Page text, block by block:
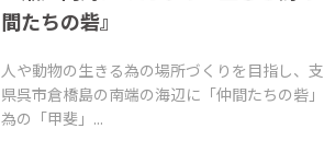
間たちの砦』
人や動物の生きる為の場所づくりを目指し、
県呉市倉橋島の南端の海辺に「仲間たちの砦
為の「甲斐」...